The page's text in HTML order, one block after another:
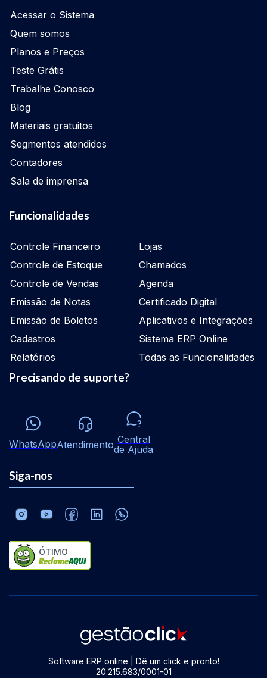
Acessar o Sistema
Quem somos
Planos e Preços
Teste Grátis
Trabalhe Conosco
Blog
Materiais gratuitos
Segmentos atendidos
Contadores
Sala de imprensa
Funcionalidades
Controle Financeiro
Controle de Estoque
Controle de Vendas
Emissão de Notas
Emissão de Boletos
Cadastros
Relatórios
Lojas
Chamados
Agenda
Certificado Digital
Aplicativos e Integrações
Sistema ERP Online
Todas as Funcionalidades
Precisando de suporte?
WhatsAppAtendimento Central
de Ajuda
Siga-nos
ÓTIMO
Software ERP online | Dê um click e pronto!
20.215.683/0001-01